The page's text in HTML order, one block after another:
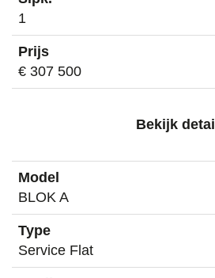
1
€ 307 500
Bekijk detail
BLOK A
Service Flat